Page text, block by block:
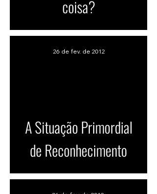
coisa?
A Situação Primordial
de Reconhecimento
26 de fev. de 2012